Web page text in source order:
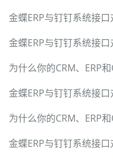
金蝶ERP与钉钉系统接口
金蝶ERP与钉钉系统接口
为什么你的CRM、ERP和
金蝶ERP与钉钉系统接口
为什么你的CRM、ERP和
金蝶ERP与钉钉系统接口